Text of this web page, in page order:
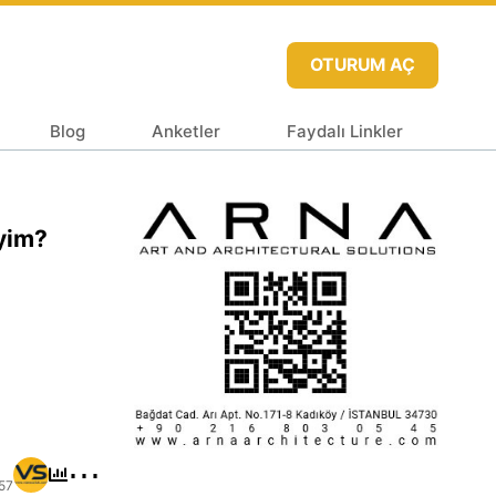
OTURUM AÇ
Blog Anketler Faydalı Linkler
⋯